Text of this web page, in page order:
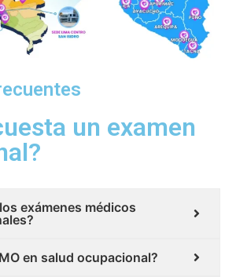
un examen
exámenes médicos
en salud ocupacional?